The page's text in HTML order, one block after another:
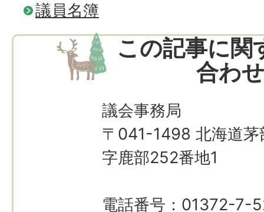
議員名簿
この記事に関
合わ
議会事務局
〒041-1498 北海道茅
字鹿部252番地1
電話番号：01372-7-